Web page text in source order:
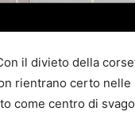
il divieto della
rientrano certo nelle
come centro di